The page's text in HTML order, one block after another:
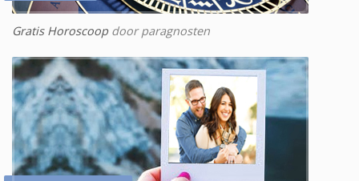
Gratis Horoscoopdoor paragnosten